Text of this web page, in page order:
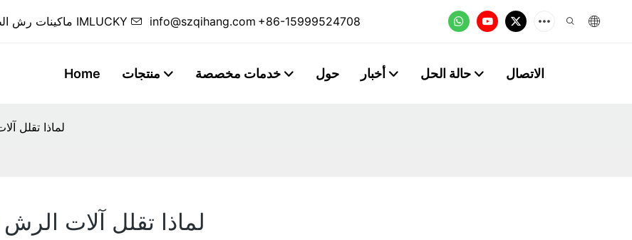
ماكينات رش الطلاء الآلية المخصصة وخطوط رش الطلاء الكاملة من IMLUCKY info@szqihang.com +86-15999524708
Home منتجات خدمات مخصصة حول أخبار حالة الحل الاتصال
لماذا تقلل
لماذا تقلل آلات